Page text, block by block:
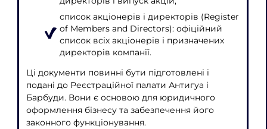
список акціонерів і директорів (Register
of Members and Directors): офіційний
список всіх акціонерів і призначених
директорів компанії.
Ці документи повинні бути підготовлені і
подані до Реєстраційної палати Антигуа і
Барбуди. Вони є основою для юридичного
оформлення бізнесу та забезпечення його
законного функціонування.